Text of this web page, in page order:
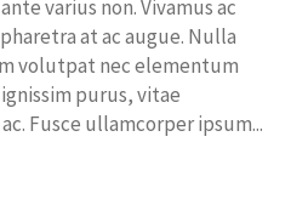
varius non. Vivamus ac
at ac augue. Nulla
volutpat nec elementum
purus, vitae
Fusce ullamcorper ipsum...